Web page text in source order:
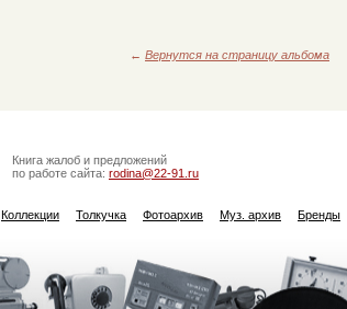
← Вернутся на страницу альбома
Книга жалоб и предложений
по работе сайта: rodina@22-91.ru
Коллекции Толкучка Фотоархив Муз. архив Бренды